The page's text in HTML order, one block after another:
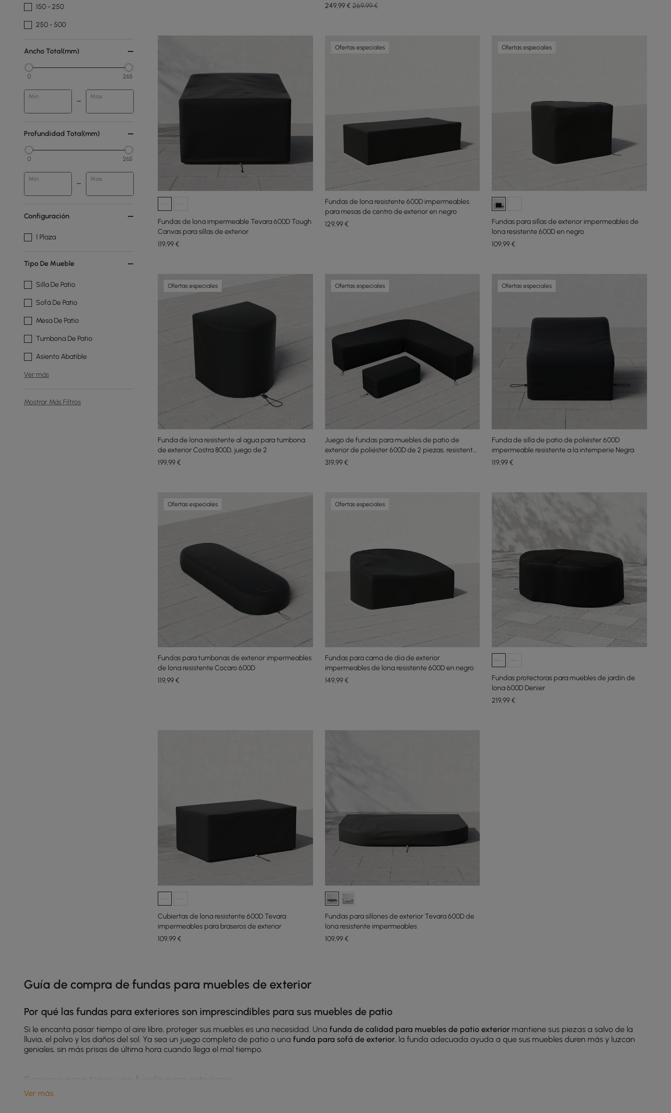
150 - 250
250 - 500
Ancho Total(mm)
0 265
Min Max
Profundidad Total(mm)
0 265
Min Max
Configuración
1 Plaza
Tipo De Mueble
Silla De Patio
Sofá De Patio
Mesa De Patio
Tumbona De Patio
Asiento Abatible
Ver más
Mostrar Más Filtros
249,99€ 269,99 €
Fundas de lona impermeable Tevara 600D Tough
Canvas para sillas de exterior
119,99€
Ofertas especiales
Fundas de lona resistente 600D impermeables
para mesas de centro de exterior en negro
129,99€
Ofertas especiales
Fundas para sillas de exterior impermeables de
lona resistente 600D en negro
109,99€
Ofertas especiales
Funda de lona resistente al agua para tumbona
de exterior Costra 800D, juego de 2
199,99€
Ofertas especiales
Juego de fundas para muebles de patio de
exterior de poliéster 600D de 2 piezas, resistente
a la intemperie, en color
319,99€
Ofertas especiales
Funda de silla de patio de poliéster 600D
impermeable resistente a la intemperie Negra
119,99€
Ofertas especiales
Fundas para tumbonas de exterior impermeables
de lona resistente Cocaro 600D
119,99€
Ofertas especiales
Fundas para cama de día de exterior
impermeables de lona resistente 600D en negro
149,99€
Fundas protectoras para muebles de jardín de
lona 600D Denier
219,99€
Cubiertas de lona resistente 600D Tevara
impermeables para braseros de exterior
109,99€
Fundas para sillones de exterior Tevara 600D de
lona resistente impermeables
109,99€
Guía de compra de fundas para muebles de exterior
Por qué las fundas para exteriores son imprescindibles para sus muebles de patio
Si le encanta pasar tiempo al aire libre, proteger sus muebles es una necesidad. Una funda de calidad para muebles de patio exterior mantiene sus piezas a salvo de la
lluvia, el polvo y los daños del sol. Ya sea un juego completo de patio o una funda para sofá de exterior, la funda adecuada ayuda a que sus muebles duren más y luzcan
geniales, sin más prisas de última hora cuando llega el mal tiempo.
Protección contra los elementos:
Ver más